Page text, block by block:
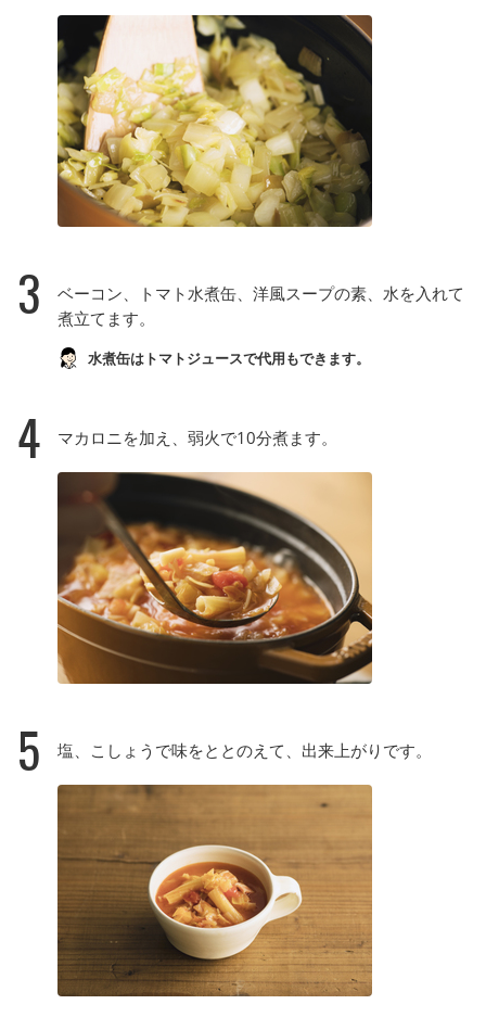
3
ベーコン、トマト水煮缶、洋風スープの素、水を入れて
煮立てます。
水煮缶はトマトジュースで代用もできます。
4 マカロニを加え、弱火で10分煮ます。
5 塩、こしょうで味をととのえて、出来上がりです。